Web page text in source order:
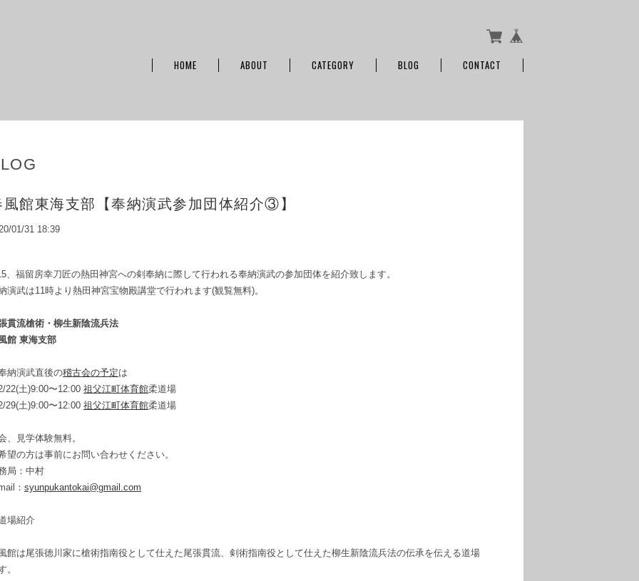
HOME ABOUT CATEGORY BLOG CONTACT
風館東海支部【奉納演武参加団体紹介③】
01/31 18:39
、福留房幸刀匠の熱田神宮への剣奉納に際して行われる奉納演武の参加団体を紹介致します。
演武は11時より熱田神宮宝物殿講堂で行われます(観覧無料)。
貫流槍術・柳生新陰流兵法
館 東海支部
納演武直後の稽古会の予定は
土)9:00〜12:00 祖父江町体育館柔道場
土)9:00〜12:00 祖父江町体育館柔道場
、見学体験無料。
望の方は事前にお問い合わせください。
局：中村
： syunpukantokai@gmail.com
場紹介
館は尾張徳川家に槍術指南役として仕えた尾張貫流、剣術指南役として仕えた柳生新陰流兵法の伝承を伝える道場
。